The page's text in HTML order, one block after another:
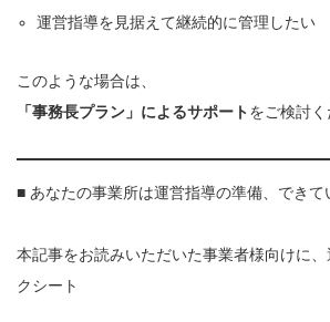
運営指導を見据えて継続的に管理したい
このような場合は、
「事務長プラン」によるサポートをご検討く
■ あなたの事業所は運営指導の準備、できて
本記事をお読みいただいた事業者様向けに
クシート